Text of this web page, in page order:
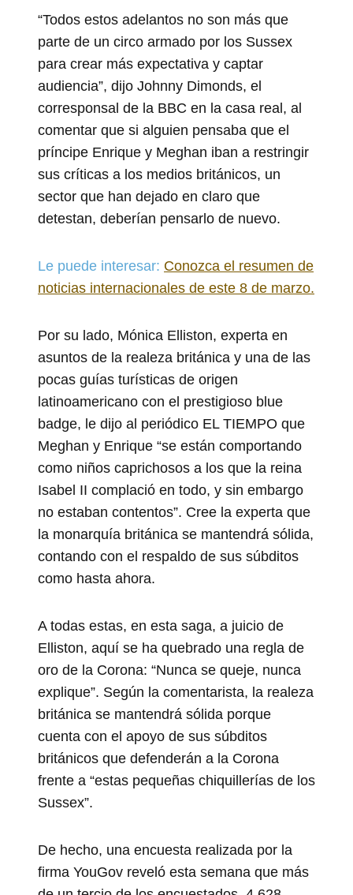
“Todos estos adelantos no son más que
parte de un circo armado por los Sussex
para crear más expectativa y captar
audiencia”, dijo Johnny Dimonds, el
corresponsal de la BBC en la casa real, al
comentar que si alguien pensaba que el
príncipe Enrique y Meghan iban a restringir
sus críticas a los medios británicos, un
sector que han dejado en claro que
detestan, deberían pensarlo de nuevo.
Le puede interesar: Conozca el resumen de
noticias internacionales de este 8 de marzo.
Por su lado, Mónica Elliston, experta en
asuntos de la realeza británica y una de las
pocas guías turísticas de origen
latinoamericano con el prestigioso blue
badge, le dijo al periódico EL TIEMPO que
Meghan y Enrique “se están comportando
como niños caprichosos a los que la reina
Isabel II complació en todo, y sin embargo
no estaban contentos”. Cree la experta que
la monarquía británica se mantendrá sólida,
contando con el respaldo de sus súbditos
como hasta ahora.
A todas estas, en esta saga, a juicio de
Elliston, aquí se ha quebrado una regla de
oro de la Corona: “Nunca se queje, nunca
explique”. Según la comentarista, la realeza
británica se mantendrá sólida porque
cuenta con el apoyo de sus súbditos
británicos que defenderán a la Corona
frente a “estas pequeñas chiquillerías de los
Sussex”.
De hecho, una encuesta realizada por la
firma YouGov reveló esta semana que más